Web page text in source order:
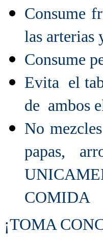
Consume
las arterias
Consume
Evita el
de ambos
No
papas,
COMIDA
¡TOMA